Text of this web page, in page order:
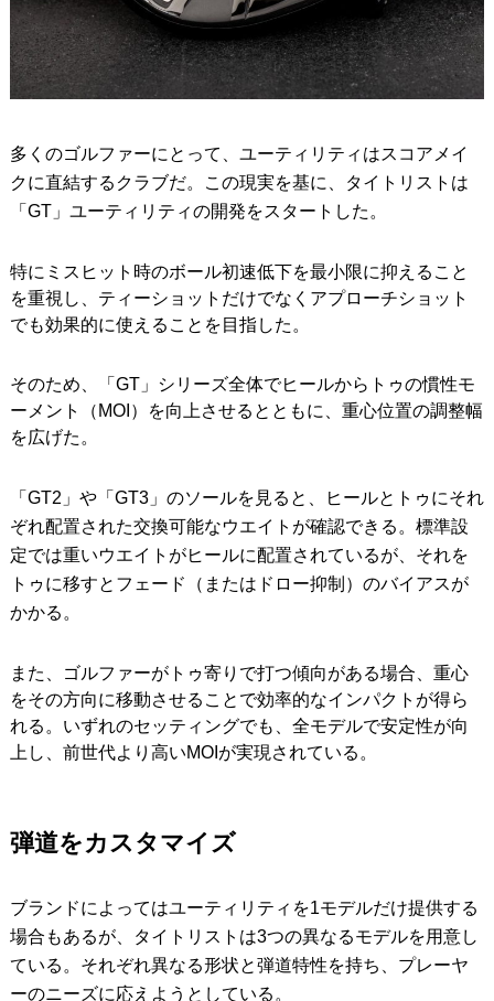
多くのゴルファーにとって、ユーティリティはスコアメイ
クに直結するクラブだ。この現実を基に、タイトリストは
「GT」ユーティリティの開発をスタートした。
特にミスヒット時のボール初速低下を最小限に抑えること
を重視し、ティーショットだけでなくアプローチショット
でも効果的に使えることを目指した。
そのため、「GT」シリーズ全体でヒールからトゥの慣性モ
ーメント（MOI）を向上させるとともに、重心位置の調整幅
を広げた。
「GT2」や「GT3」のソールを見ると、ヒールとトゥにそれ
ぞれ配置された交換可能なウエイトが確認できる。標準設
定では重いウエイトがヒールに配置されているが、それを
トゥに移すとフェード（またはドロー抑制）のバイアスが
かかる。
また、ゴルファーがトゥ寄りで打つ傾向がある場合、重心
をその方向に移動させることで効率的なインパクトが得ら
れる。いずれのセッティングでも、全モデルで安定性が向
上し、前世代より高いMOIが実現されている。
弾道をカスタマイズ
ブランドによってはユーティリティを1モデルだけ提供する
場合もあるが、タイトリストは3つの異なるモデルを用意し
ている。それぞれ異なる形状と弾道特性を持ち、プレーヤ
ーのニーズに応えようとしている。